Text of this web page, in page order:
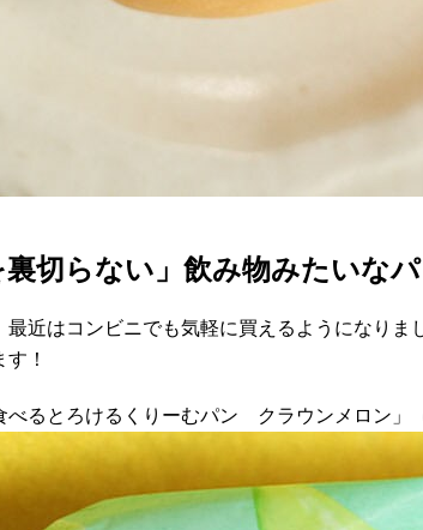
切らない」飲み物みたいな
最近はコンビニでも気軽に買えるようにな
！
るとろけるくりーむパン クラウンメロン」